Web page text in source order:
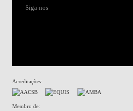
Siga-nos
Acreditações:
Membro de: